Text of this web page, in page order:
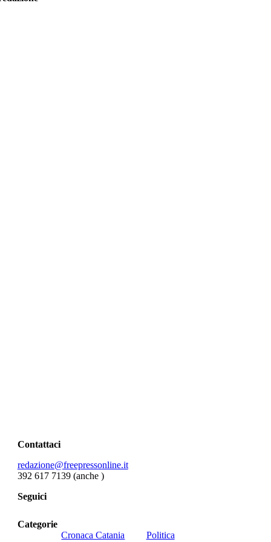
Contattaci
redazione@freepressonline.it
392 617 7139 (anche )
Seguici
Categorie
Cronaca Catania
Politica